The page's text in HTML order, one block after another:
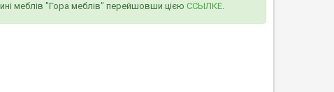
меблів "Гора меблів" перейшовши цією ССЫЛКЕ.